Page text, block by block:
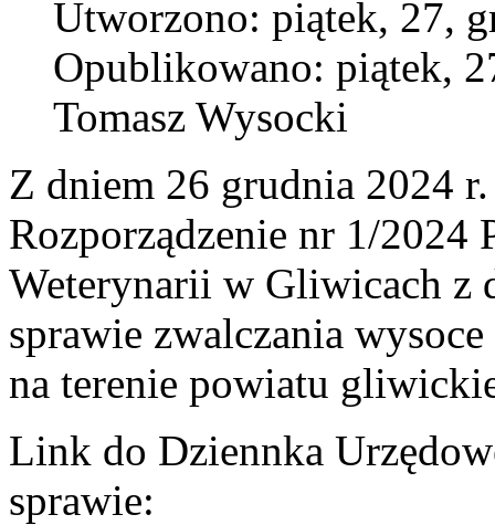
Utworzono: piątek, 27,
Opublikowano: piątek,
Tomasz Wysocki
Z dniem 26 grudnia 2024 r.
Rozporządzenie nr 1/2024
Weterynarii w Gliwicach z
sprawie zwalczania
na terenie powiatu
Link do Dziennka
sprawie: